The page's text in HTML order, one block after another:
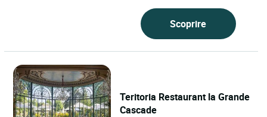
Scoprire
Teritoria Restaurant la Grande
Cascade